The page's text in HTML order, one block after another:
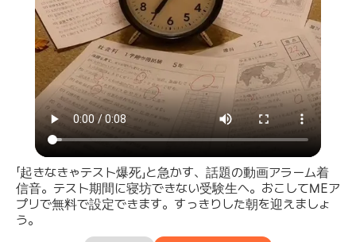
「起きなきゃテスト爆死」と急かす、話題の動画アラーム着
信音。テスト期間に寝坊できない受験生へ。おこしてMEア
プリで無料で設定できます。すっきりした朝を迎えましょ
う。